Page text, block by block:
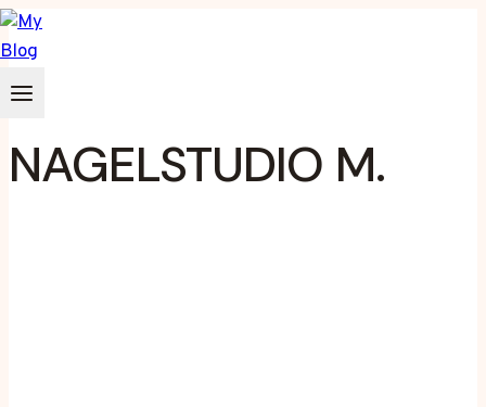
Zum
Inhalt
springen
NAGELSTUDIO M.